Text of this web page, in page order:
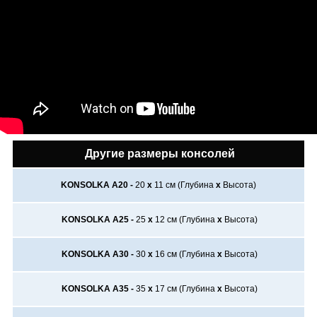
Другие размеры консолей
KONSOLKA A20 - 20 х 11 см (Глубина х Высота)
KONSOLKA A25 - 25 х 12 см (Глубина х Высота)
KONSOLKA A30 - 30 х 16 см (Глубина х Высота)
KONSOLKA A35 - 35 х 17 см (Глубина х Высота)